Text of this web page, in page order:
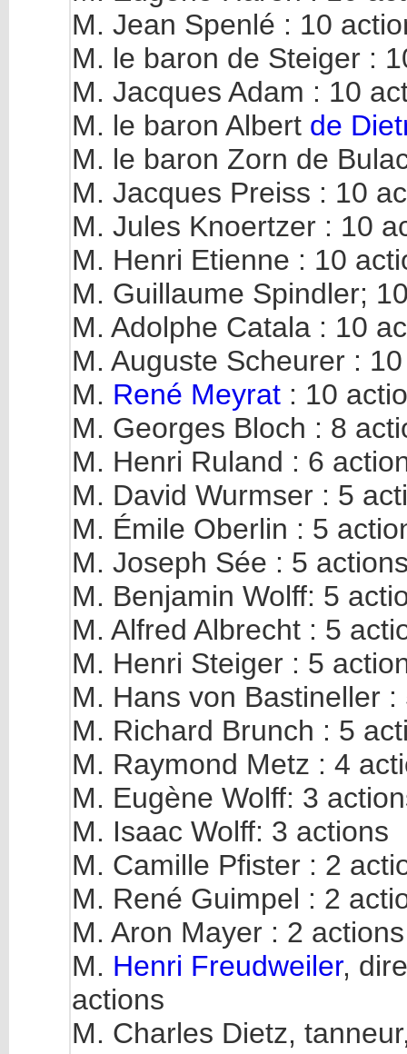
M. Jean Spenlé : 10
M. le baron de Steiger :
M. Jacques Adam : 10
M. le baron Albert de
M. le baron Zorn de
M. Jacques Preiss : 10
M. Jules Knoertzer : 10
M. Henri Etienne : 10
M. Guillaume Spindler;
M. Adolphe Catala : 10
M. Auguste Scheurer :
M. René Meyrat : 10
M. Georges Bloch : 8
M. Henri Ruland : 6
M. David Wurmser : 5
M. Émile Oberlin : 5
M. Joseph Sée : 5
M. Benjamin Wolff: 5
M. Alfred Albrecht : 5
M. Henri Steiger : 5
M. Hans von Bastineller :
M. Richard Brunch : 5
M. Raymond Metz : 4
M. Eugène Wolff: 3
M. Isaac Wolff: 3 actions
M. Camille Pfister : 2
M. René Guimpel : 2
M. Aron Mayer : 2 actions
M. Henri Freudweiler,
actions
M. Charles Dietz,